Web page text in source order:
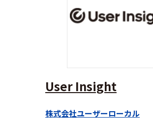
User Insight
株式会社ユーザーローカル